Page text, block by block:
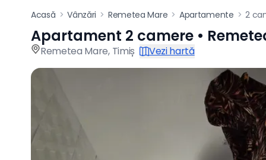
Acasă > Vânzări > Remetea Mare > Apartamente > 2
Apartament de
Apartament 2 camere •
Remetea Mare, Timiș Vezi hartă